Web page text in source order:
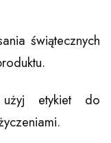
świątecznych
etykiet do